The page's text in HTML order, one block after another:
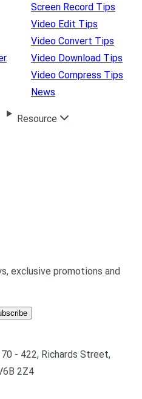
Screen Record Tips
Video Edit Tips
Video Convert Tips
Video Download Tips
Video Compress Tips
News
Resource
exclusive promotions and
- 422, Richards Street,
2Z4